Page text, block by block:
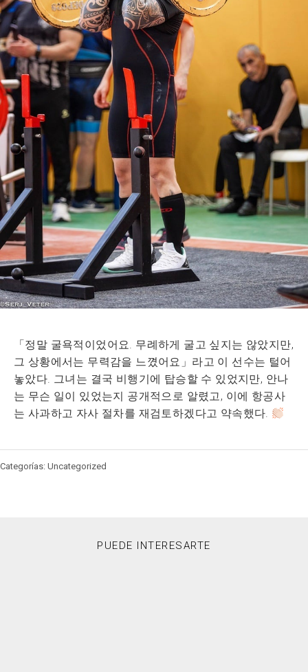
「정말 굴욕적이었어요. 무례하게 굴고 싶지는 않았지만,
그 상황에서는 무력감을 느꼈어요」라고 이 선수는 털어
놓았다. 그녀는 결국 비행기에 탑승할 수 있었지만, 안나
는 무슨 일이 있었는지 공개적으로 알렸고, 이에 항공사
는 사과하고 자사 절차를 재검토하겠다고 약속했다.
Categorías: Uncategorized
PUEDE INTERESARTE